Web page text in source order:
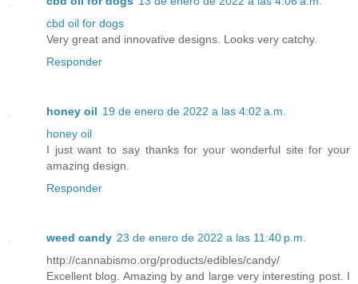
cbd oil for dogs
Very great and innovative designs. Looks very catchy.
Responder
honey oil 19 de enero de 2022 a las 4:02 a.m.
honey oil
I just want to say thanks for your wonderful site for your
amazing design.
Responder
weed candy 23 de enero de 2022 a las 11:40 p.m.
http://cannabismo.org/products/edibles/candy/
Excellent blog. Amazing by and large very interesting post. I